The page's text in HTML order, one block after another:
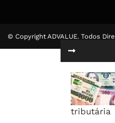
tributária
© Copyright ADVALUE. Todos